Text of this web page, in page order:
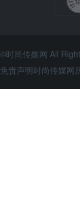
©时尚传媒网 All
免责声明时尚传媒网